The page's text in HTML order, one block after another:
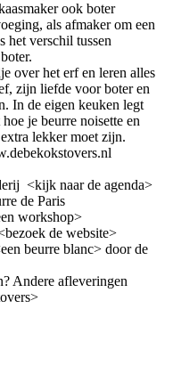
ook boter
als afmaker om een
het verschil tussen
over het erf en leren alles
zijn liefde voor boter en
In de eigen keuken legt
je beurre noisette en
lekker moet zijn.
<kijk naar de agenda>
de Paris
workshop>
de website>
beurre blanc> door de
Andere afleveringen